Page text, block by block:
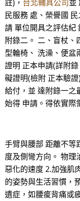
註)， 台北輔具公司並
民服務 處、榮譽國
請 單位開具之評估紀
附錄二。 二、盲杖、
型輪椅、 洗澡、便盆
證明 正本申請(詳附
礙證明(檢附 正本驗
給付，並 達附錄一之
始得 申請。得依實際
手臂與腰部 距離不等
度及側彎方向。 物理
惡化的速度 2.加強肌
的姿勢與生活習慣，
遺症，如腰痠背痛或